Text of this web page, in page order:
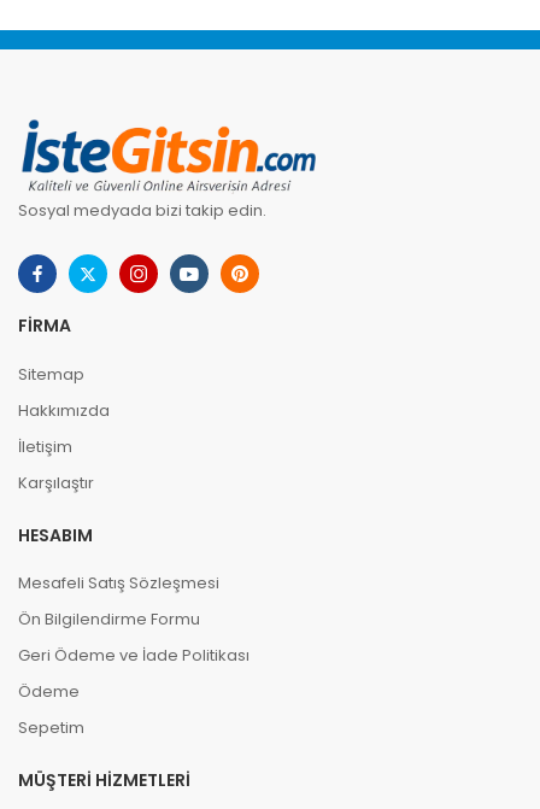
Sosyal medyada bizi takip edin.
FIRMA
Sitemap
Hakkımızda
İletişim
Karşılaştır
HESABIM
Mesafeli Satış Sözleşmesi
Ön Bilgilendirme Formu
Geri Ödeme ve İade Politikası
Ödeme
Sepetim
MÜŞTERI HIZMETLERI